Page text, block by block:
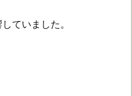
ていました。